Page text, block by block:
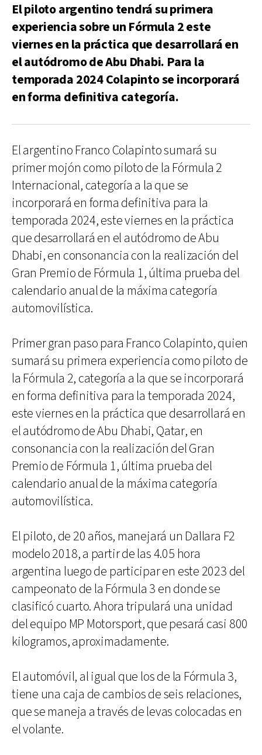
El piloto argentino tendrá su primera
experiencia sobre un Fórmula 2 este
viernes en la práctica que desarrollará en
el autódromo de Abu Dhabi. Para la
temporada 2024 Colapinto se incorporará
en forma definitiva categoría.
El argentino Franco Colapinto sumará su
primer mojón como piloto de la Fórmula 2
Internacional, categoría a la que se
incorporará en forma definitiva para la
temporada 2024, este viernes en la práctica
que desarrollará en el autódromo de Abu
Dhabi, en consonancia con la realización del
Gran Premio de Fórmula 1, última prueba del
calendario anual de la máxima categoría
automovilística.
Primer gran paso para Franco Colapinto, quien
sumará su primera experiencia como piloto de
la Fórmula 2, categoría a la que se incorporará
en forma definitiva para la temporada 2024,
este viernes en la práctica que desarrollará en
el autódromo de Abu Dhabi, Qatar, en
consonancia con la realización del Gran
Premio de Fórmula 1, última prueba del
calendario anual de la máxima categoría
automovilística.
El piloto, de 20 años, manejará un Dallara F2
modelo 2018, a partir de las 4.05 hora
argentina luego de participar en este 2023 del
campeonato de la Fórmula 3 en donde se
clasificó cuarto. Ahora tripulará una unidad
del equipo MP Motorsport, que pesará casi 800
kilogramos, aproximadamente.
El automóvil, al igual que los de la Fórmula 3,
tiene una caja de cambios de seis relaciones,
que se maneja a través de levas colocadas en
el volante.